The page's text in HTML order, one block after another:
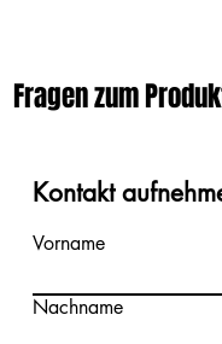
Fragen zum
Kontakt
Vorname
Nachname